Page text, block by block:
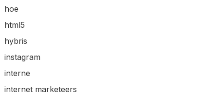
hoe
html5
hybris
instagram
interne
internet marketeers